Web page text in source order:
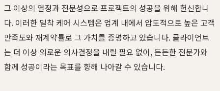
그 이상의 열정과 전문성으로 프로젝트의 성공을 위해 헌신합니
다. 이러한 밀착 케어 시스템은 업계 내에서 압도적으로 높은 고객
만족도와 재계약률로 그 가치를 증명하고 있습니다. 클라이언트
는 더 이상 외로운 의사결정을 내릴 필요 없이, 든든한 전문가와
함께 성공이라는 목표를 향해 나아갈 수 있습니다.